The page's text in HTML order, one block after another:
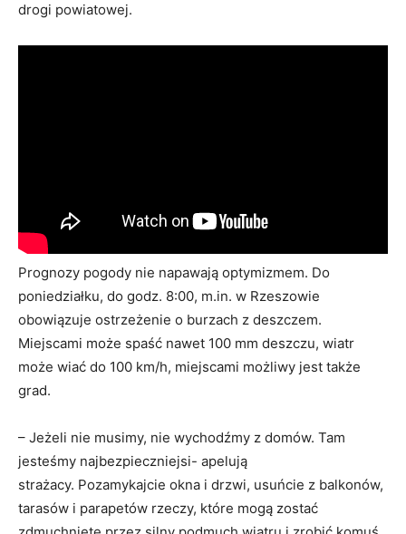
drogi powiatowej.
Prognozy pogody nie napawają optymizmem. Do
poniedziałku, do godz. 8:00, m.in. w Rzeszowie
obowiązuje ostrzeżenie o burzach z deszczem.
Miejscami może spaść nawet 100 mm deszczu, wiatr
może wiać do 100 km/h, miejscami możliwy jest także
grad.
– Jeżeli nie musimy, nie wychodźmy z domów. Tam
jesteśmy najbezpieczniejsi- apelują
strażacy. Pozamykajcie okna i drzwi, usuńcie z balkonów,
tarasów i parapetów rzeczy, które mogą zostać